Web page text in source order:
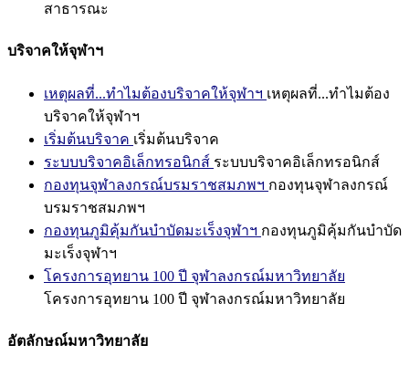
สาธารณะ
บริจาคให้จุฬาฯ
เหตุผลที่...ทำไมต้องบริจาคให้จุฬาฯ เหตุผลที่...ทำไมต้อง
บริจาคให้จุฬาฯ
เริ่มต้นบริจาค เริ่มต้นบริจาค
ระบบบริจาคอิเล็กทรอนิกส์ ระบบบริจาคอิเล็กทรอนิกส์
กองทุนจุฬาลงกรณ์บรมราชสมภพฯ กองทุนจุฬาลงกรณ์
บรมราชสมภพฯ
กองทุนภูมิคุ้มกันบำบัดมะเร็งจุฬาฯ กองทุนภูมิคุ้มกันบำบัด
มะเร็งจุฬาฯ
โครงการอุทยาน 100 ปี จุฬาลงกรณ์มหาวิทยาลัย
โครงการอุทยาน 100 ปี จุฬาลงกรณ์มหาวิทยาลัย
อัตลักษณ์มหาวิทยาลัย